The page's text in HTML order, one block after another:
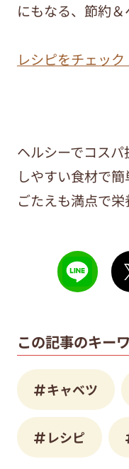
にもなる、節約＆
レシピをチェック
ヘルシーでコス
しやすい食材で
ごたえも満点で
この記事のキー
キャベツ
レシピ